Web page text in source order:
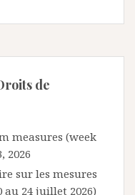
de
measures (week
2026
sur les mesures
24 juillet 2026)